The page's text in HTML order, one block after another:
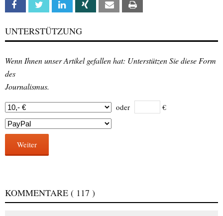
Facebook Twitter Linkedin Xing Email
UNTERSTÜTZUNG
Wenn Ihnen unser Artikel gefallen hat: Unterstützen Sie diese Form
des
Journalismus.
oder €
Weiter
KOMMENTARE ( 117 )